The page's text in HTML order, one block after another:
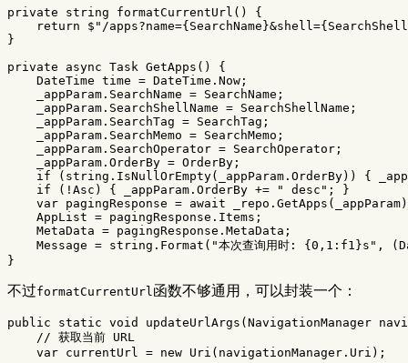
private
string formatCurrentUrl ()
{
return
$"/apps?name={ SearchName }&shell={
}
private
async Task GetApps ()
{
DateTime time = DateTime . Now ;
_appParam . SearchName = SearchName ;
_appParam . SearchShellName = SearchShellName ;
_appParam . SearchTag = SearchTag ;
_appParam . SearchMemo = SearchMemo ;
_appParam . SearchOperator = SearchOperator ;
_appParam . OrderBy = OrderBy ;
if
( string . IsNullOrEmpty( _appParam . OrderBy)) {
if
(! Asc ) { _appParam . OrderBy += " desc" ;
}
var pagingResponse = await _repo . GetApps ( _appParam
AppList = pagingResponse . Items ;
MetaData = pagingResponse . MetaData ;
Message = string . Format ( "本次查询用时: {0,1:f1}s" , (
}
不过formatCurrentUrl函数不够通用，可以封装一个：
public static void updateUrlArgs ( NavigationManager
// 获取当前 URL
var currentUrl = new Uri ( navigationManager . Uri );